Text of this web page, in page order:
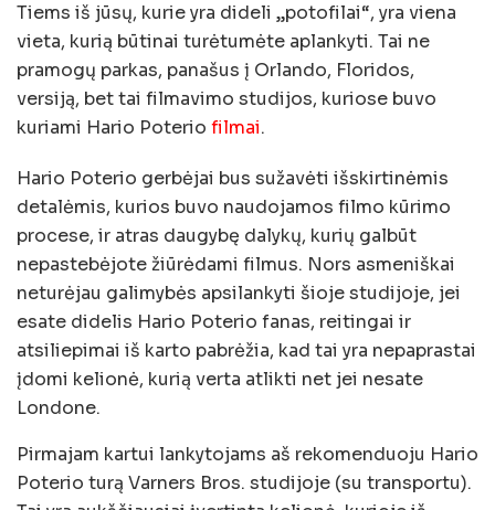
Tiems iš jūsų, kurie yra dideli „potofilai“, yra viena
vieta, kurią būtinai turėtumėte aplankyti. Tai ne
pramogų parkas, panašus į Orlando, Floridos,
versiją, bet tai filmavimo studijos, kuriose buvo
kuriami Hario Poterio filmai.
Hario Poterio gerbėjai bus sužavėti išskirtinėmis
detalėmis, kurios buvo naudojamos filmo kūrimo
procese, ir atras daugybę dalykų, kurių galbūt
nepastebėjote žiūrėdami filmus. Nors asmeniškai
neturėjau galimybės apsilankyti šioje studijoje, jei
esate didelis Hario Poterio fanas, reitingai ir
atsiliepimai iš karto pabrėžia, kad tai yra nepaprastai
įdomi kelionė, kurią verta atlikti net jei nesate
Londone.
Pirmajam kartui lankytojams aš rekomenduoju Hario
Poterio turą Varners Bros. studijoje (su transportu).